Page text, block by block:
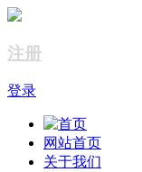
注册
登录
网站首页
关于我们